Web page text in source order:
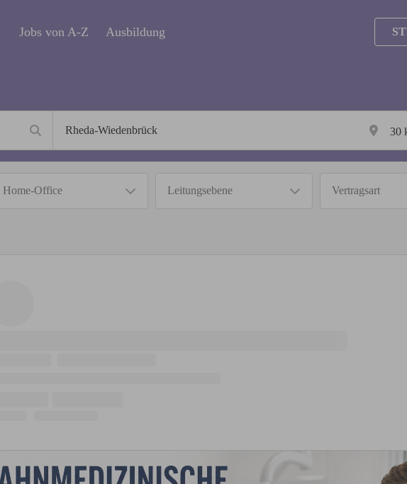
Jobs von A-Z Ausbildung
30
Home-Office Leitungsebene Vertragsart